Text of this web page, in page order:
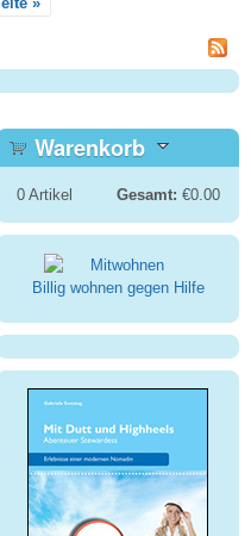
Warenkorb
0Artikel Gesamt: €0.00
Billig wohnen gegen Hilfe